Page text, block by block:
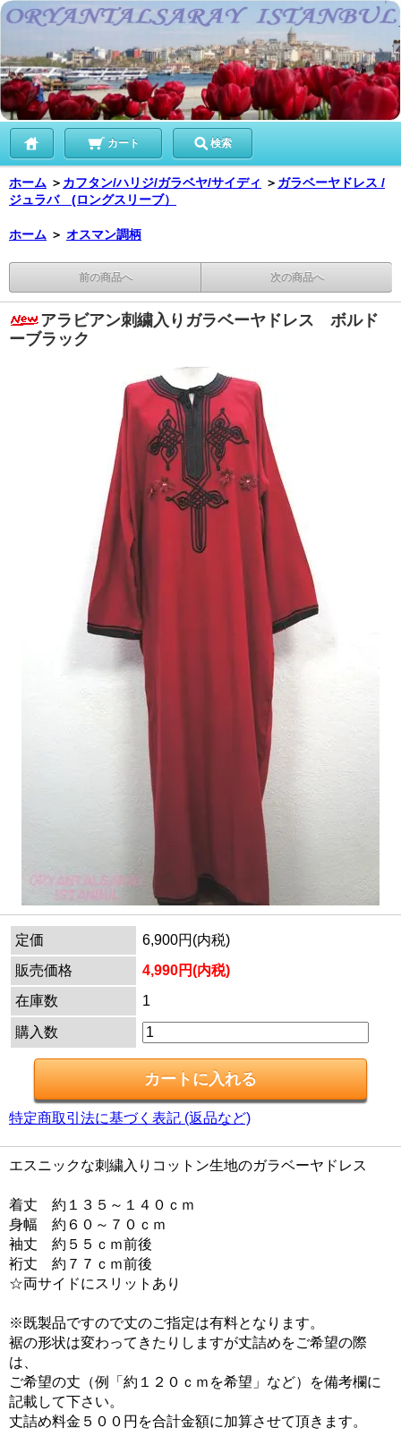
カート 検索
ホーム ＞ カフタン/ハリジ/ガラベヤ/サイディ ＞ ガラベーヤドレス /
ジュラバ (ロングスリーブ）
ホーム ＞ オスマン調柄
前の商品へ 次の商品へ
アラビアン刺繍入りガラベーヤドレス ボルド
ーブラック
定価
6,900円(内税)
販売価格
4,990円(内税)
在庫数
1
購入数
特定商取引法に基づく表記 (返品など)
エスニックな刺繍入りコットン生地のガラベーヤドレス
着丈 約１３５～１４０ｃｍ
身幅 約６０～７０ｃｍ
袖丈 約５５ｃｍ前後
裄丈 約７７ｃｍ前後
☆両サイドにスリットあり
※既製品ですので丈のご指定は有料となります。
裾の形状は変わってきたりしますが丈詰めをご希望の際
は、
ご希望の丈（例「約１２０ｃｍを希望」など）を備考欄に
記載して下さい。
丈詰め料金５００円を合計金額に加算させて頂きます。